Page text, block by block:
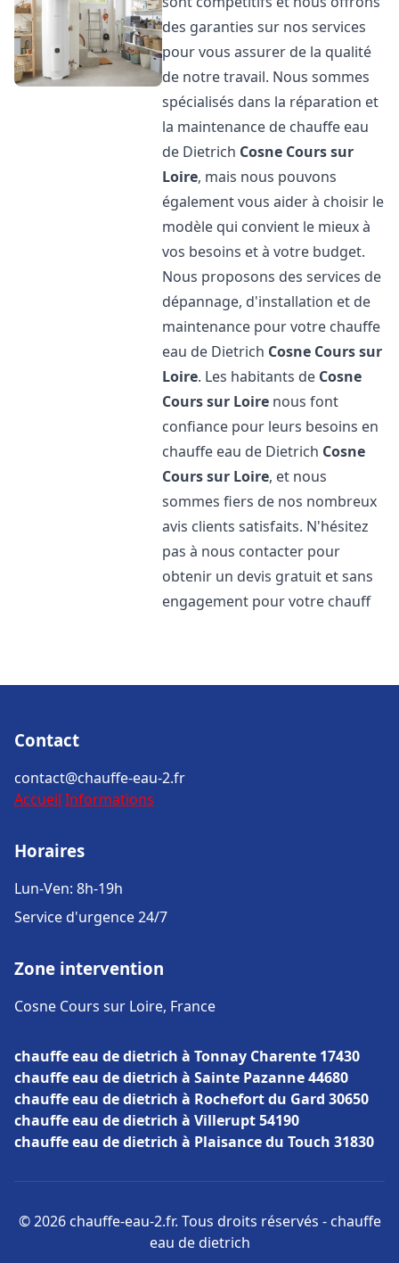
des garanties sur nos services
pour vous assurer de la qualité
de notre travail. Nous sommes
spécialisés dans la réparation et
la maintenance de chauffe eau
de Dietrich Cosne Cours sur
Loire, mais nous pouvons
également vous aider à choisir le
modèle qui convient le mieux à
vos besoins et à votre budget.
Nous proposons des services de
dépannage, d'installation et de
maintenance pour votre chauffe
eau de Dietrich Cosne Cours sur
Loire. Les habitants de Cosne
Cours sur Loire nous font
confiance pour leurs besoins en
chauffe eau de Dietrich Cosne
Cours sur Loire, et nous
sommes fiers de nos nombreux
avis clients satisfaits. N'hésitez
pas à nous contacter pour
obtenir un devis gratuit et sans
engagement pour votre chauff
Contact
contact@chauffe-eau-2.fr
Accueil Informations
Horaires
Lun-Ven: 8h-19h
Service d'urgence 24/7
Zone intervention
Cosne Cours sur Loire, France
chauffe eau de dietrich à Tonnay Charente 17430
chauffe eau de dietrich à Sainte Pazanne 44680
chauffe eau de dietrich à Rochefort du Gard 30650
chauffe eau de dietrich à Villerupt 54190
chauffe eau de dietrich à Plaisance du Touch 31830
© 2026 chauffe-eau-2.fr. Tous droits réservés - chauffe
eau de dietrich